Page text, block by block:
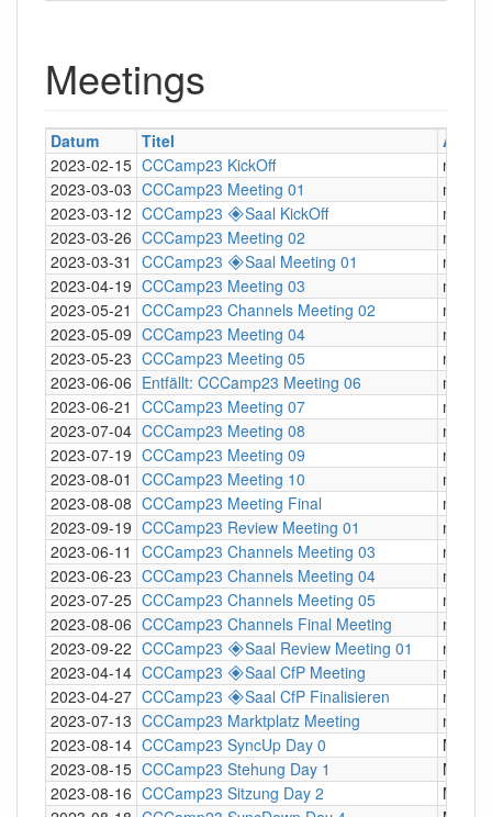
Meetings
Datum Titel
Art
2023-02-15 CCCamp23 KickOff
2023-03-03 CCCamp23 Meeting 01
2023-03-12 CCCamp23 🞛Saal KickOff
2023-03-26 CCCamp23 Meeting 02
2023-03-31 CCCamp23 🞛Saal Meeting 01
2023-04-19 CCCamp23 Meeting 03
2023-05-21 CCCamp23 Channels Meeting 02
2023-05-09 CCCamp23 Meeting 04
2023-05-23 CCCamp23 Meeting 05
2023-06-06 Entfällt: CCCamp23 Meeting 06
2023-06-21 CCCamp23 Meeting 07
2023-07-04 CCCamp23 Meeting 08
2023-07-19 CCCamp23 Meeting 09
2023-08-01 CCCamp23 Meeting 10
2023-08-08 CCCamp23 Meeting Final
2023-09-19 CCCamp23 Review Meeting 01
2023-06-11 CCCamp23 Channels Meeting 03
2023-06-23 CCCamp23 Channels Meeting 04
2023-07-25 CCCamp23 Channels Meeting 05
2023-08-06 CCCamp23 Channels Final Meeting
2023-09-22 CCCamp23 🞛Saal Review Meeting 01
2023-04-14 CCCamp23 🞛Saal CfP Meeting
2023-04-27 CCCamp23 🞛Saal CfP Finalisieren
2023-07-13 CCCamp23 Marktplatz Meeting
2023-08-14 CCCamp23 SyncUp Day 0
2023-08-15 CCCamp23 Stehung Day 1
2023-08-16 CCCamp23 Sitzung Day 2